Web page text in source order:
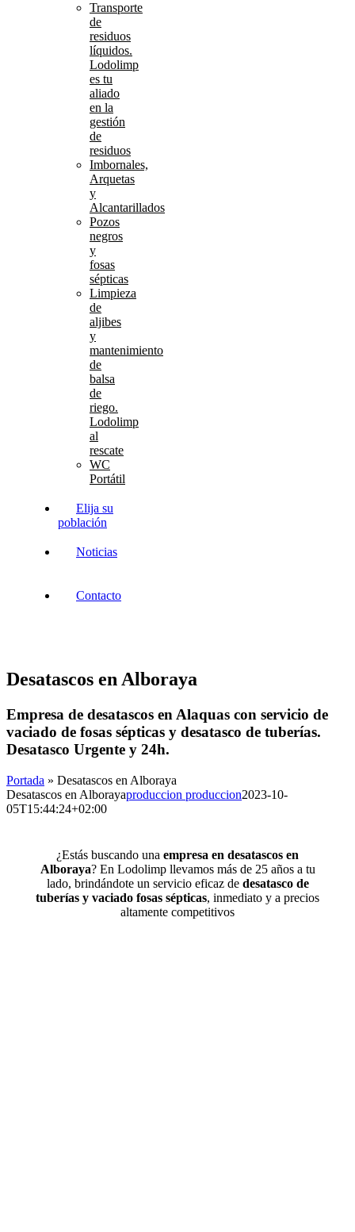
Transporte
de
residuos
líquidos.
Lodolimp
es tu
aliado
en la
gestión
de
residuos
Imbornales,
Arquetas
y
Alcantarillados
Pozos
negros
y
fosas
sépticas
Limpieza
de
aljibes
y
mantenimiento
de
balsa
de
riego.
Lodolimp
al
rescate
WC
Portátil
Elija su
población
Noticias
Contacto
Desatascos en Alboraya
Empresa de desatascos en Alaquas con servicio de
vaciado de fosas sépticas y desatasco de tuberías.
Desatasco Urgente y 24h.
Portada » Desatascos en Alboraya
Desatascos en Alborayaproduccion produccion2023-10-
05T15:44:24+02:00
¿Estás buscando una empresa en desatascos en
Alboraya? En Lodolimp llevamos más de 25 años a tu
lado, brindándote un servicio eficaz dedesatasco de
tuberías y vaciado fosas sépticas, inmediato y a precios
altamente competitivos